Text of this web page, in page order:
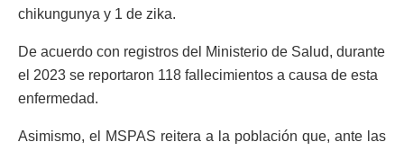
chikungunya y 1 de zika.
De acuerdo con registros del Ministerio de Salud, durante
el 2023 se reportaron 118 fallecimientos a causa de esta
enfermedad.
Asimismo, el MSPAS reitera a la población que, ante las